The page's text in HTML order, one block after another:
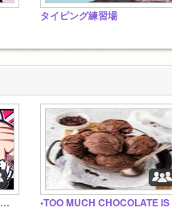
タイピング練習場
【動く！】Help me, ERINNNNNN!!【ビートまりお】